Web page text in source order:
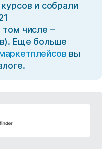
и собрали
числе –
Еще больше
вы